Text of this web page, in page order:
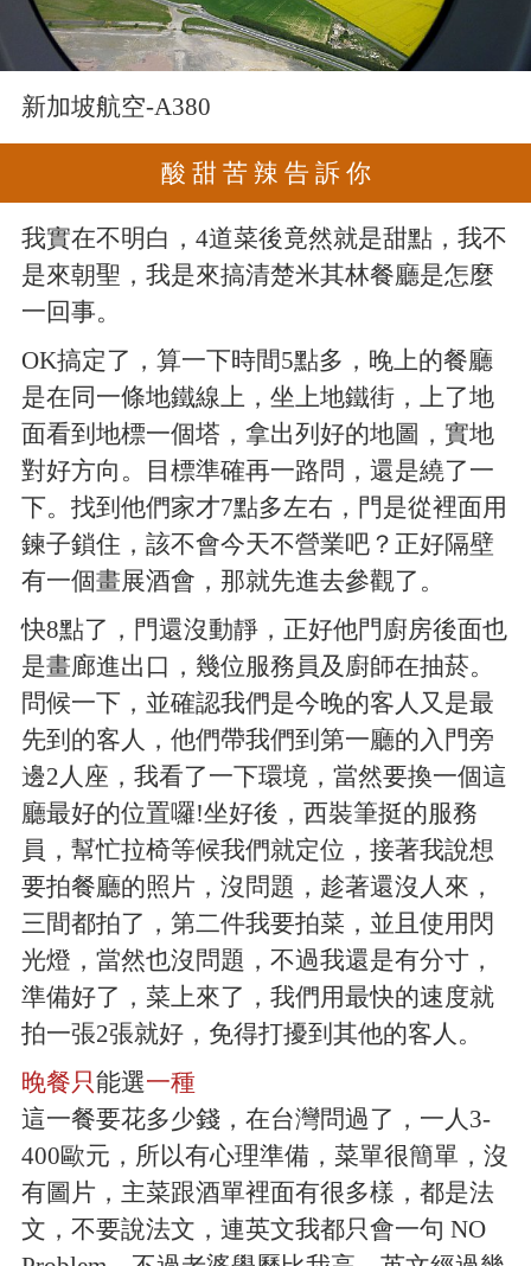
新加坡航空-A380
酸 甜 苦 辣 告 訴 你
我實在不明白，4道菜後竟然就是甜點，我不
是來朝聖，我是來搞清楚米其林餐廳是怎麼
一回事。
OK搞定了，算一下時間5點多，晚上的餐廳
是在同一條地鐵線上，坐上地鐵街，上了地
面看到地標一個塔，拿出列好的地圖，實地
對好方向。目標準確再一路問，還是繞了一
下。找到他們家才7點多左右，門是從裡面用
鍊子鎖住，該不會今天不營業吧？正好隔壁
有一個畫展酒會，那就先進去參觀了。
快8點了，門還沒動靜，正好他門廚房後面也
是畫廊進出口，幾位服務員及廚師在抽菸。
問候一下，並確認我們是今晚的客人又是最
先到的客人，他們帶我們到第一廳的入門旁
邊2人座，我看了一下環境，當然要換一個這
廳最好的位置囉!坐好後，西裝筆挺的服務
員，幫忙拉椅等候我們就定位，接著我說想
要拍餐廳的照片，沒問題，趁著還沒人來，
三間都拍了，第二件我要拍菜，並且使用閃
光燈，當然也沒問題，不過我還是有分寸，
準備好了，菜上來了，我們用最快的速度就
拍一張2張就好，免得打擾到其他的客人。
晚餐只能選一種
這一餐要花多少錢，在台灣問過了，一人3-
400歐元，所以有心理準備，菜單很簡單，沒
有圖片，主菜跟酒單裡面有很多樣，都是法
文，不要說法文，連英文我都只會一句 NO